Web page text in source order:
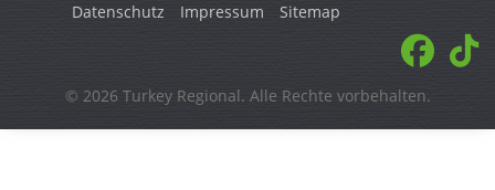
Datenschutz Impressum Sitemap
© 2026 Turkey Regional. Alle Rechte vorbehalten.